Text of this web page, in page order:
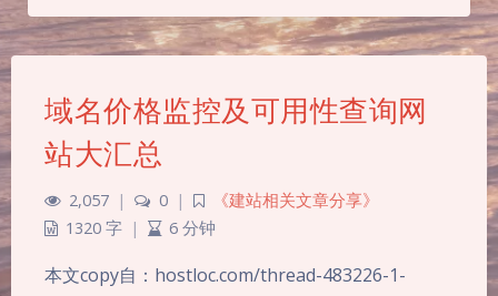
夜间模式
域名价格监控及可用性查询网
站大汇总
2,057 | 0 |
《建站相关文章分享》
1320 字 | 6 分钟
本文copy自：hostloc.com/thread-483226-1-